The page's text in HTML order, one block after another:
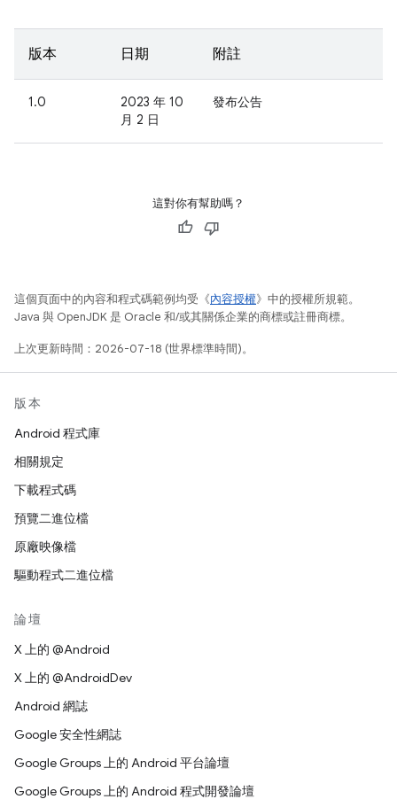
版本 日期 附註
1.0
2023 年 10
月 2 日
發布公告
這對你有幫助嗎？
這個頁面中的內容和程式碼範例均受《內容授權》中的授權所規範。
Java 與 OpenJDK 是 Oracle 和/或其關係企業的商標或註冊商標。
上次更新時間：2026-07-18 (世界標準時間)。
版本
Android 程式庫
相關規定
下載程式碼
預覽二進位檔
原廠映像檔
驅動程式二進位檔
論壇
X 上的 @Android
X 上的 @AndroidDev
Android 網誌
Google 安全性網誌
Google Groups 上的 Android 平台論壇
Google Groups 上的 Android 程式開發論壇